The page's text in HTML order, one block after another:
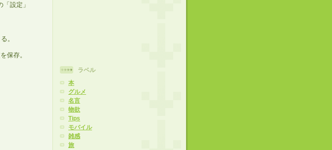
設定」
。
保存。
ラベル
本
グルメ
名言
物欲
Tips
モバイル
雑感
旅